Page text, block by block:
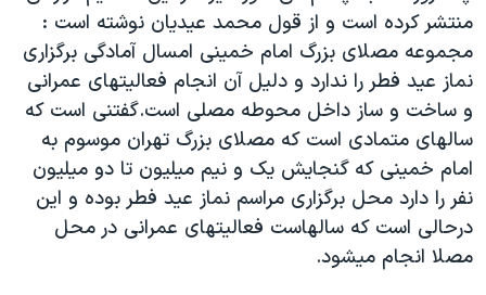
منتشر کرده است و از قول محمد عيديان نوشته است :
مجموعه مصلای بزرگ امام خمينی امسال آمادگی برگزاری
نماز عيد فطر را ندارد و دليل آن انجام فعاليتهای عمرانی
و ساخت و ساز داخل محوطه مصلی است.گفتنی است که
سالهای متمادی است که مصلای بزرگ تهران موسوم به
امام خمينی که گنجايش يک و نيم ميليون تا دو ميليون
نفر را دارد محل برگزاری مراسم نماز عيد فطر بوده و اين
درحالی است که سالهاست فعاليتهای عمرانی در محل
مصلا انجام ميشود.